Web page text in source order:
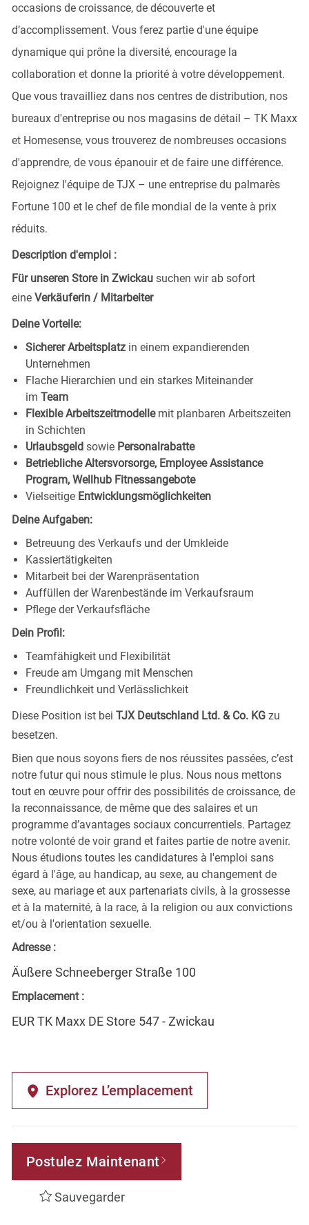
occasions de croissance, de découverte et
d’accomplissement. Vous ferez partie d'une équipe
dynamique qui prône la diversité, encourage la
collaboration et donne la priorité à votre développement.
Que vous travailliez dans nos centres de distribution, nos
bureaux d'entreprise ou nos magasins de détail – TK Maxx
et Homesense, vous trouverez de nombreuses occasions
d'apprendre, de vous épanouir et de faire une différence.
Rejoignez l'équipe de TJX – une entreprise du palmarès
Fortune 100 et le chef de file mondial de la vente à prix
réduits.
Description d'emploi :
Für unseren Store in Zwickau suchen wir ab sofort
eine Verkäuferin / Mitarbeiter
Deine Vorteile:
Sicherer Arbeitsplatz in einem expandierenden
Unternehmen
Flache Hierarchien und ein starkes Miteinander
im Team
Flexible Arbeitszeitmodelle mit planbaren Arbeitszeiten
in Schichten
Urlaubsgeld sowie Personalrabatte
Betriebliche Altersvorsorge, Employee Assistance
Program, Wellhub Fitnessangebote
Vielseitige Entwicklungsmöglichkeiten
Deine Aufgaben:
Betreuung des Verkaufs und der Umkleide
Kassiertätigkeiten
Mitarbeit bei der Warenpräsentation
Auffüllen der Warenbestände im Verkaufsraum
Pflege der Verkaufsfläche
Dein Profil:
Teamfähigkeit und Flexibilität
Freude am Umgang mit Menschen
Freundlichkeit und Verlässlichkeit
Diese Position ist bei TJX Deutschland Ltd. & Co. KG zu
besetzen.
Bien que nous soyons fiers de nos réussites passées, c’est
notre futur qui nous stimule le plus. Nous nous mettons
tout en œuvre pour offrir des possibilités de croissance, de
la reconnaissance, de même que des salaires et un
programme d’avantages sociaux concurrentiels. Partagez
notre volonté de voir grand et faites partie de notre avenir.
Nous étudions toutes les candidatures à l'emploi sans
égard à l'âge, au handicap, au sexe, au changement de
sexe, au mariage et aux partenariats civils, à la grossesse
et à la maternité, à la race, à la religion ou aux convictions
et/ou à l'orientation sexuelle.
Adresse :
Äußere Schneeberger Straße 100
Emplacement :
EUR TK Maxx DE Store 547 - Zwickau
Explorez L’emplacement
Postulez Maintenant
Sauvegarder